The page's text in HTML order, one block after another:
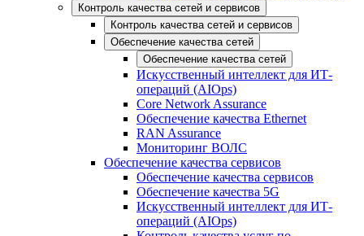
Контроль качества сетей и сервисов
Контроль качества сетей и сервисов
Обеспечение качества сетей
Обеспечение качества сетей
Искусственный интеллект для ИТ-
операций (AIOps)
Core Network Assurance
Обеспечение качества Ethernet
RAN Assurance
Мониторинг ВОЛС
Обеспечение качества сервисов
Обеспечение качества сервисов
Обеспечение качества 5G
Искусственный интеллект для ИТ-
операций (AIOps)